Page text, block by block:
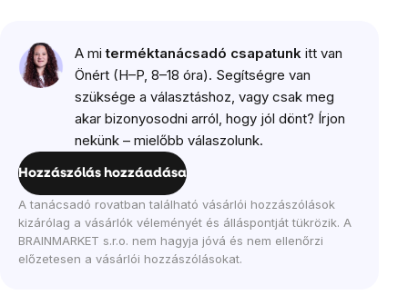
A miterméktanácsadó csapatunk itt van
Önért (H–P, 8–18 óra). Segítségre van
szüksége a választáshoz, vagy csak meg
akar bizonyosodni arról, hogy jól dönt? Írjon
nekünk – mielőbb válaszolunk.
Hozzászólás hozzáadása
A tanácsadó rovatban található vásárlói hozzászólások
kizárólag a vásárlók véleményét és álláspontját tükrözik. A
BRAINMARKET s.r.o. nem hagyja jóvá és nem ellenőrzi
előzetesen a vásárlói hozzászólásokat.